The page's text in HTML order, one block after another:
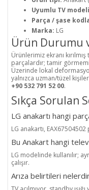
Uyumlu TV
Parça / şase
Marka: LG
Ürün Durumu
Ürünlerimiz ekranı
parçalardır; tamir
Üzerinde lokal
yalnızca uzman/tüzel
+90 532 791 52 00.
Sıkça Sorulan
LG anakartı hangi
LG anakartı,
Bu Anakart hangi
LG modelinde kullanılır;
çalışır.
Arıza belirtileri